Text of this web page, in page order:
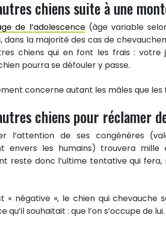
chiens suite à une
de l’adolescence(âge variable
dans la majorité des cas de
chiens qui en font les frais : votre
pourra se défouler y passe.
concerne autant les mâles que les
chiens pour réclamer
l’attention de ses congénères
envers les humains) trouvera
reste donc l’ultime tentative qui
négative », le chien qui chevauche
souhaitait : que l’on s’occupe de lui.